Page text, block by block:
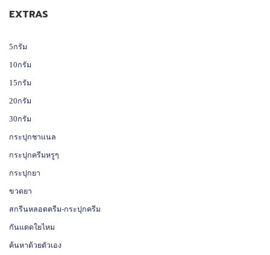
EXTRAS
5กรัม
10กรัม
15กรัม
20กรัม
30กรัม
กระปุกชาแนล
กระปุกครีมหรูๆ
กระปุกยา
ขวดยา
สกรีนหลอดครีม-กระปุกครีม
กันแดดใยไหม
ค้นหาด้วยตัวเอง